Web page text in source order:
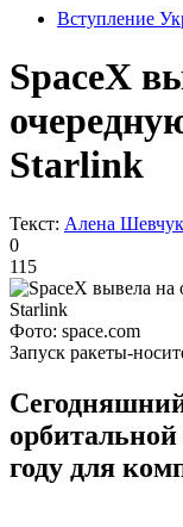
Вступление
SpaceX
Starlink
Текст: Алена Шевчук
0
115
Фото: space.com
Запуск ракеты-
году для